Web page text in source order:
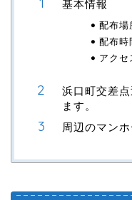
基本情報
配布場
配布時
アクセ
浜口町交差
ます。
周辺のマン